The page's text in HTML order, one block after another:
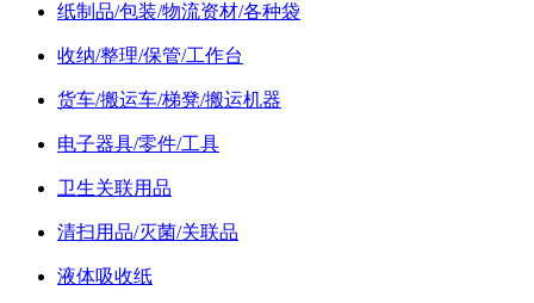
纸制品/包装/物流资材/各种袋
收纳/整理/保管/工作台
货车/搬运车/梯凳/搬运机器
电子器具/零件/工具
卫生关联用品
清扫用品/灭菌/关联品
液体吸收纸